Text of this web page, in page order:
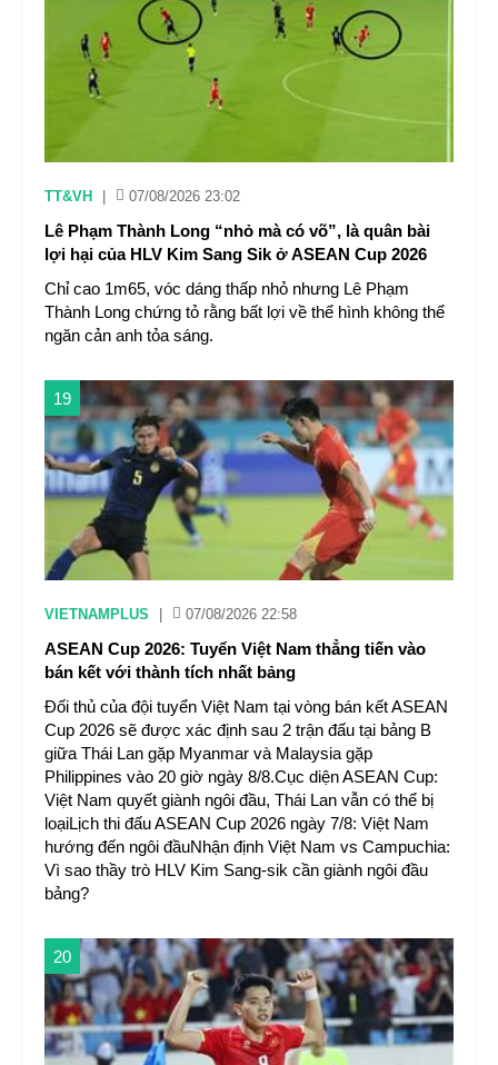
TT&VH 07/08/2026 23:02
Lê Phạm Thành Long “nhỏ mà có võ”, là quân bài
lợi hại của HLV Kim Sang Sik ở ASEAN Cup 2026
Chỉ cao 1m65, vóc dáng thấp nhỏ nhưng Lê Phạm
Thành Long chứng tỏ rằng bất lợi về thể hình không thể
ngăn cản anh tỏa sáng.
19
VIETNAMPLUS 07/08/2026 22:58
ASEAN Cup 2026: Tuyển Việt Nam thẳng tiến vào
bán kết với thành tích nhất bảng
Đối thủ của đội tuyển Việt Nam tại vòng bán kết ASEAN
Cup 2026 sẽ được xác định sau 2 trận đấu tại bảng B
giữa Thái Lan gặp Myanmar và Malaysia gặp
Philippines vào 20 giờ ngày 8/8.Cục diện ASEAN Cup:
Việt Nam quyết giành ngôi đầu, Thái Lan vẫn có thể bị
loạiLịch thi đấu ASEAN Cup 2026 ngày 7/8: Việt Nam
hướng đến ngôi đầuNhận định Việt Nam vs Campuchia:
Vì sao thầy trò HLV Kim Sang-sik cần giành ngôi đầu
bảng?
20